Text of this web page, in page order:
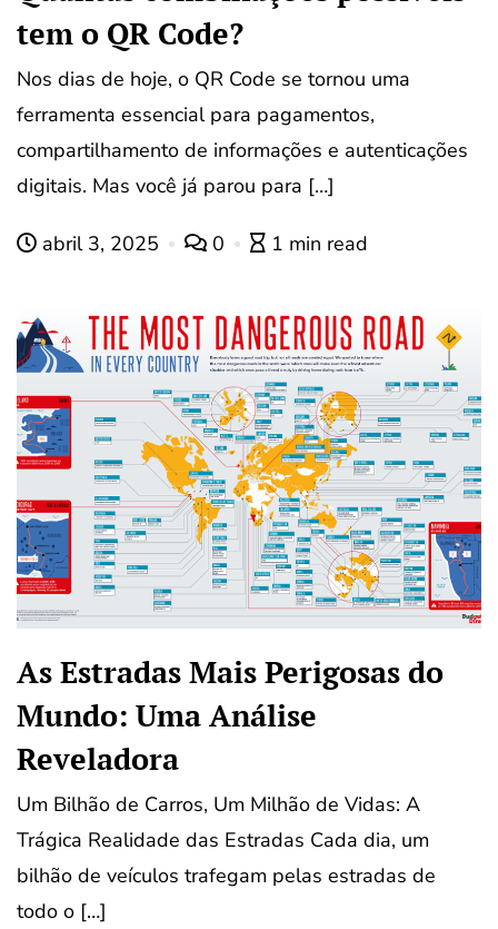
tem o QR Code?
Nos dias de hoje, o QR Code se tornou uma
ferramenta essencial para pagamentos,
compartilhamento de informações e autenticações
digitais. Mas você já parou para […]
abril 3, 2025 0 1 min read
As Estradas Mais Perigosas do
Mundo: Uma Análise
Reveladora
Um Bilhão de Carros, Um Milhão de Vidas: A
Trágica Realidade das Estradas Cada dia, um
bilhão de veículos trafegam pelas estradas de
todo o […]